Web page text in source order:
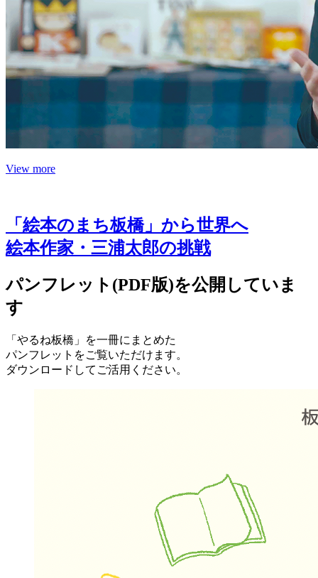
View more
「絵本のまち板橋」から世界へ
絵本作家・三浦太郎の挑戦
パンフレット(PDF版)を公開していま
す
「やるね板橋」を一冊にまとめた
パンフレットをご覧いただけます。
ダウンロードしてご活用ください。